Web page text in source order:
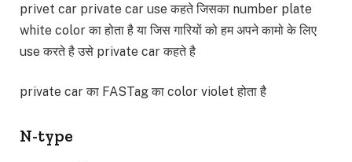
privet car private car use कहते जिसका number plate
white color का होता है या जिस गारियों को हम अपने कामो के लिए
use करते है उसे private car कहते है
private car का FASTag का color violet होता है
N-type